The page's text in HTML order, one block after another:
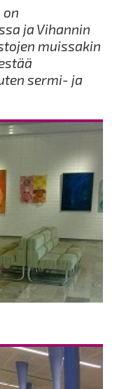
ja Vihannin
muissakin
sermi- ja